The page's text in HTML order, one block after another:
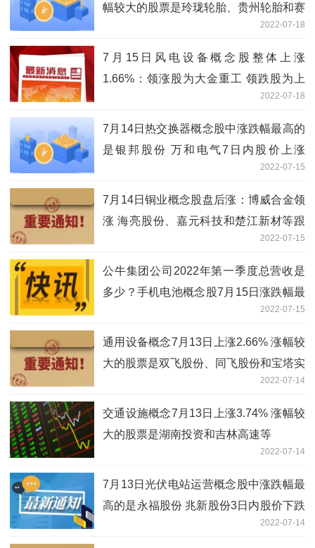
幅较大的股票是玲珑轮胎、贵州轮胎和赛
2022-07-18
7月15日风电设备概念股整体上涨
1.66%：领涨股为大金重工 领跌股为上
2022-07-18
7月14日热交换器概念股中涨跌幅最高的
是银邦股份 万和电气7日内股价上涨
2022-07-15
7月14日铜业概念股盘后涨：博威合金领
涨 海亮股份、嘉元科技和楚江新材等跟
2022-07-15
公牛集团公司2022年第一季度总营收是
多少？手机电池概念股7月15日涨跌幅最
2022-07-15
通用设备概念7月13日上涨2.66% 涨幅较
大的股票是双飞股份、同飞股份和宝塔实
2022-07-14
交通设施概念7月13日上涨3.74% 涨幅较
大的股票是湖南投资和吉林高速等
2022-07-14
7月13日光伏电站运营概念股中涨跌幅最
高的是永福股份 兆新股份3日内股价下跌
2022-07-14